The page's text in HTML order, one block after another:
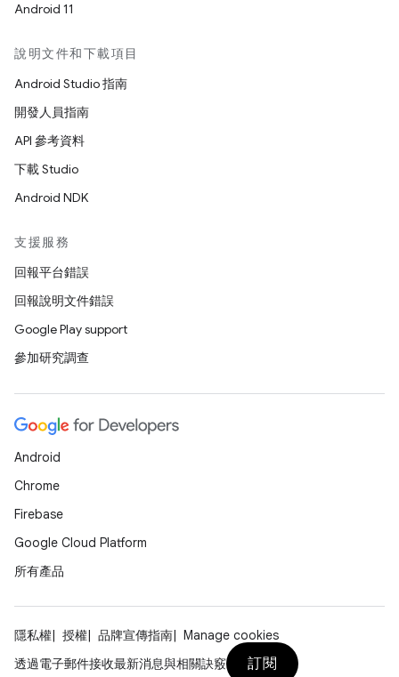
Android 11
說明文件和下載項目
Android Studio 指南
開發人員指南
API 參考資料
下載 Studio
Android NDK
支援服務
回報平台錯誤
回報說明文件錯誤
Google Play support
參加研究調查
Android
Chrome
Firebase
Google Cloud Platform
所有產品
隱私權 授權 品牌宣傳指南
Manage cookies
透過電子郵件接收最新消息與相關訣竅
訂閱